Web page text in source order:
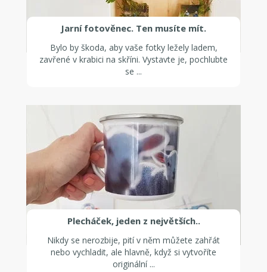
Jarní fotověnec. Ten musíte mít.
Bylo by škoda, aby vaše fotky ležely ladem,
zavřené v krabici na skříni. Vystavte je, pochlubte
se ...
Plecháček, jeden z největších..
Nikdy se nerozbije, pití v něm můžete zahřát
nebo vychladit, ale hlavně, když si vytvoříte
originální ...